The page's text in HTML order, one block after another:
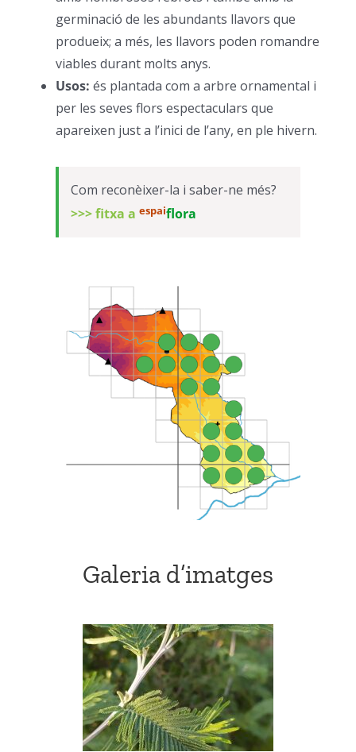
germinació de les abundants llavors que
produeix; a més, les llavors poden romandre
viables durant molts anys.
Usos: és plantada com a arbre ornamental i
per les seves flors espectaculars que
apareixen just a l’inici de l’any, en ple hivern.
Com reconèixer-la i saber-ne més?
>>> fitxa a espaiflora
Galeria d’imatges